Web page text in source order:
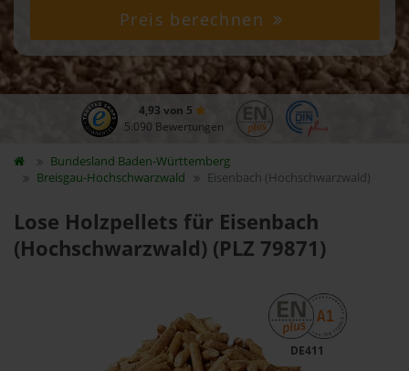
Preis berechnen
4,93 von 5
5.090 Bewertungen
Bundesland Baden-Württemberg
Breisgau-Hochschwarzwald
Eisenbach (Hochschwarzwald)
Lose Holzpellets für Eisenbach
(Hochschwarzwald) (PLZ 79871)
DE411